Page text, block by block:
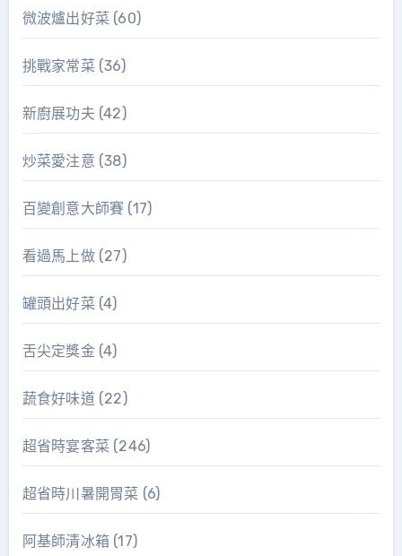
微波爐出好菜 (60)
挑戰家常菜 (36)
新廚展功夫 (42)
炒菜愛注意 (38)
百變創意大師賽 (17)
看過馬上做(27)
罐頭出好菜 (4)
舌尖定獎金(4)
蔬食好味道 (22)
超省時宴客菜 (246)
超省時川暑開胃菜 (6)
阿基師清冰箱(17)